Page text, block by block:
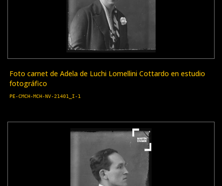
Foto carnet de Adela de Luchi Lomellini Cottardo en estudio
fotográfico
PE-CMCH-MCH-NV-21401_I-1